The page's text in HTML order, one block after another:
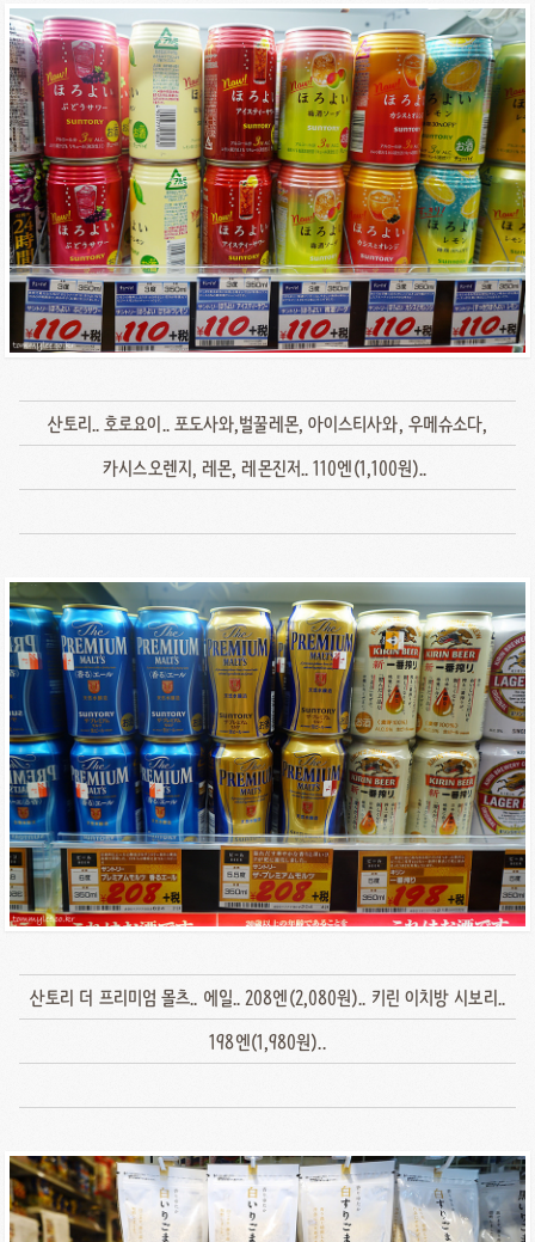
산토리.. 호로요이.. 포도사와,벌꿀레몬, 아이스티사와, 우메슈소다,
카시스오렌지, 레몬, 레몬진저.. 110엔(1,100원)..
산토리 더 프리미엄 몰츠.. 에일.. 208엔(2,080원).. 키린 이치방 시보리..
198엔(1,980원)..